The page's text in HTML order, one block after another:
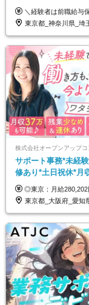
124日／月 残業13h
み／給与改定年2回
＼経験者は前職給与保証！／ 月給23万円～33万円＋各種手当 ☆給与改定年2回あり！ ※上記金額には固定残業代（31,081円～44,595円／20時間分）を含みます。 ※超過分は別途支給します。 ★試用期間：6ヶ月 未経験の場合、試用期間中は月給21万円（固定残業代12,353円／8時間分）となります。ただし、2026年7月1日以降は給与改定に伴い、試用期間の途中であっても、月給230,000円（固定残業代31,081円／20時間分）を適用します。 ※超過分
東京都_神奈川県_埼玉県_千葉
サポート事務*未経
修あり*土日祝休*月
可*面接1回/o
◎東京：月給280,202円～402,430円 ◎大阪：月給269,824円～392,052円 ◎名古屋：月給285,967円～408,195円 ◎その他：月給265,212円～387,440円 ※試用期間3か月／待遇は研修期間中のみ変更あり （東京：23.9万円～、大阪：月給23.4万円～、名古屋：月給24.2万円～、その他：月給23.1万円～） ※固定残業代（配属後に支給）・一律手当を含む ※固定残業代は残業がない場合も支給し、超過分は別途支給する ※年齢、経験
東京都_大阪府_愛知県_北海道_宮城県_新潟県_石川県_静岡県_広島県_福岡県_